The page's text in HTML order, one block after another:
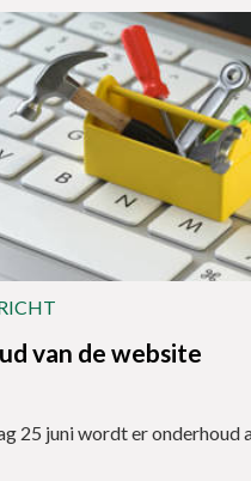
van de website
25 juni wordt er onderhoud